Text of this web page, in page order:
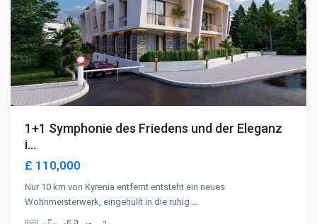
1+1 Symphonie des Friedens und der Eleganz
i...
£ 110,000
Nur 10 km von Kyrenia entfernt entsteht ein neues
Wohnmeisterwerk, eingehüllt in die ruhig ...